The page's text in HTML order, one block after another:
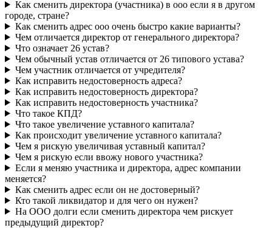
Как сменить директора (участника) в ооо если я в другом
городе, стране?
Как сменить адрес ооо очень быстро какие варианты?
Чем отличается директор от генерального директора?
Что означает 26 устав?
Чем обычный устав отличается от 26 типового устава?
Чем участник отличается от учредителя?
Как исправить недостоверность адреса?
Как исправить недостоверность директора?
Как исправить недостоверность участника?
Что такое КПД?
Что такое увеличение уставного капитала?
Как происходит увеличение уставного капитала?
Чем я рискую увеличивая уставный капитал?
Чем я рискую если ввожу нового участника?
Если я меняю участника и директора, адрес компании
меняется?
Как сменить адрес если он не достоверный?
Кто такой ликвидатор и для чего он нужен?
На ООО долги если сменить директора чем рискует
предыдущий директор?